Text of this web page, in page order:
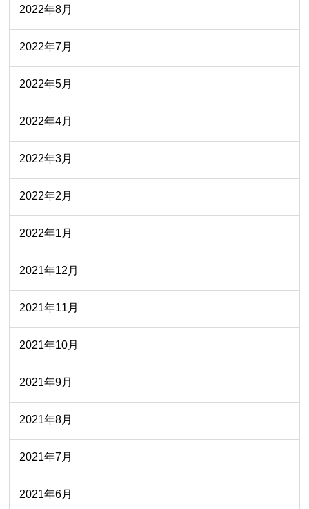
2022年8月
2022年7月
2022年5月
2022年4月
2022年3月
2022年2月
2022年1月
2021年12月
2021年11月
2021年10月
2021年9月
2021年8月
2021年7月
2021年6月